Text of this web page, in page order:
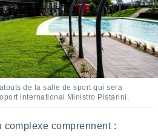
de la salle de sport qui sera
international Ministro Pistarini.
complexe comprennent :